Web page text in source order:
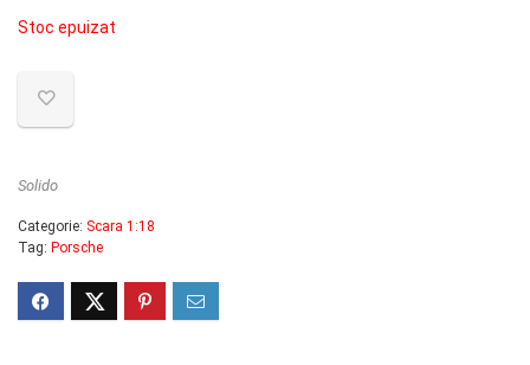
Stoc epuizat
Solido
Categorie: Scara 1:18
Tag: Porsche